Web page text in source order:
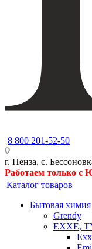
8 800 201-52-50
г. Пенза, с.
Работаем только
Каталог товаров
Бытовая химия
Grendy
EXXE,